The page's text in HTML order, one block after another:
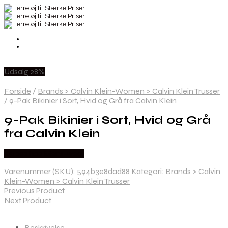
Udsalg 28%
Forside / Brands > Calvin Klein-Women > Calvin Klein Trusser
/ 9-Pak Bikinier i Sort, Hvid og Grå fra Calvin Klein
9-Pak Bikinier i Sort, Hvid og Grå
fra Calvin Klein
Varenummer (SKU): 594b3e8dad88 Kategori: Brands > Calvin
Klein-Women > Calvin Klein Trusser
Previous Product
Next Product